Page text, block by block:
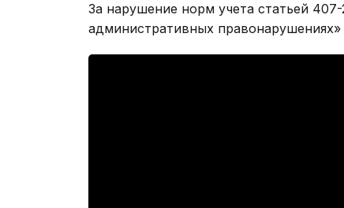
За нарушение норм учета статьей
административных правонарушениях»